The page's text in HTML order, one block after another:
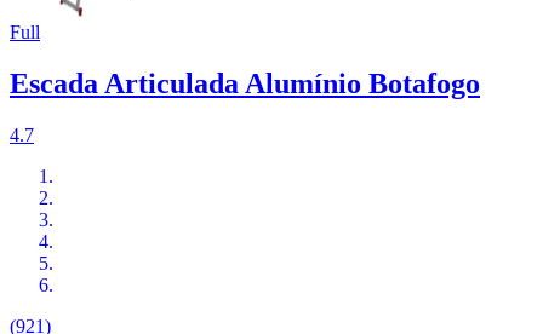
Full
Escada Articulada Alumínio Botafogo
4.7
(921)